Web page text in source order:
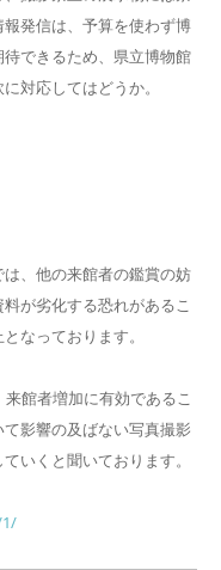
発信は、予算を使わず博
できるため、県立博物館
対応してはどうか。
、他の来館者の鑑賞の妨
が劣化する恐れがあるこ
なっております。
館者増加に有効であるこ
影響の及ばない写真撮影
いくと聞いております。